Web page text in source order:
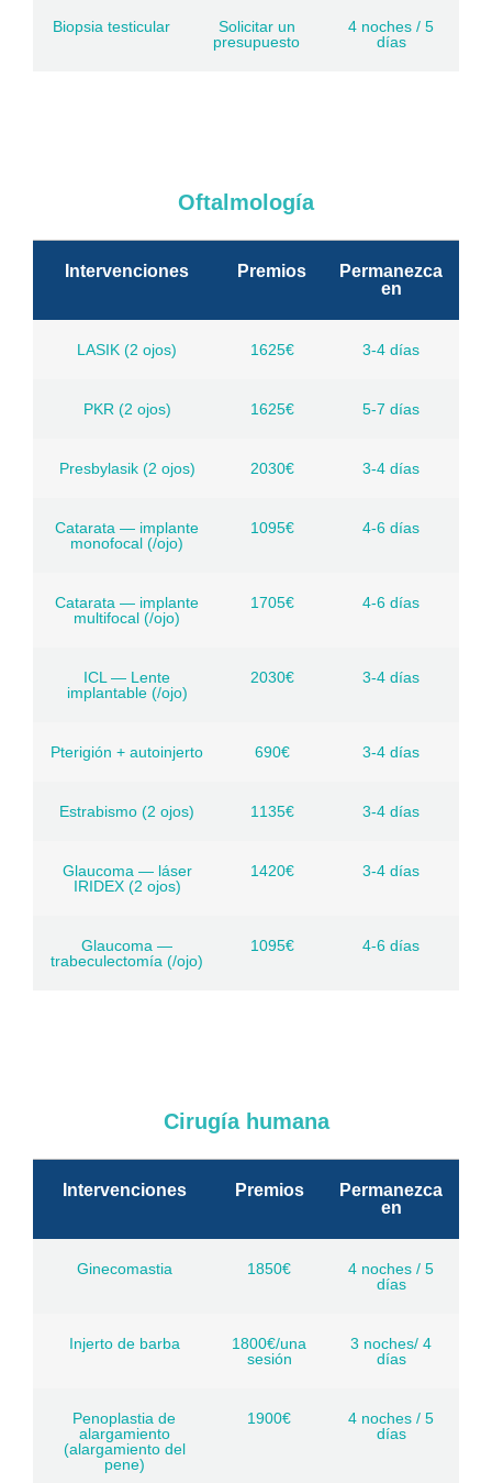
Biopsia testicular
Solicitar un
presupuesto
4 noches / 5
días
Oftalmología
Intervenciones Premios
Permanezca
en
LASIK (2 ojos) 1625€ 3-4 días
PKR (2 ojos) 1625€ 5-7 días
Presbylasik (2 ojos) 2030€ 3-4 días
Catarata — implante
monofocal (/ojo)
1095€ 4-6 días
Catarata — implante
multifocal (/ojo)
1705€ 4-6 días
ICL — Lente
implantable (/ojo)
2030€ 3-4 días
Pterigión + autoinjerto 690€ 3-4 días
Estrabismo (2 ojos) 1135€ 3-4 días
Glaucoma — láser
IRIDEX (2 ojos)
1420€ 3-4 días
Glaucoma —
trabeculectomía (/ojo)
1095€ 4-6 días
Cirugía humana
Intervenciones Premios
Permanezca
en
Ginecomastia 1850€
4 noches / 5
días
Injerto de barba
1800€/una
sesión
3 noches/ 4
días
Penoplastia de
alargamiento
(alargamiento del
pene)
1900€
4 noches / 5
días